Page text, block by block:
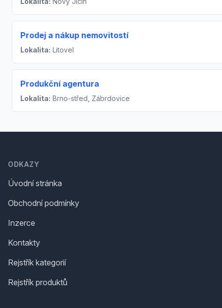
Prodej a nákup nemovitostí
Lokalita: Litovel
Produkční agentura
Lokalita: Brno-střed, Zábrdovice
ODKAZY
Úvodní stránka
Obchodní podmínky
Inzerce
Kontakty
Rejstřík kategorií
Rejstřík produktů